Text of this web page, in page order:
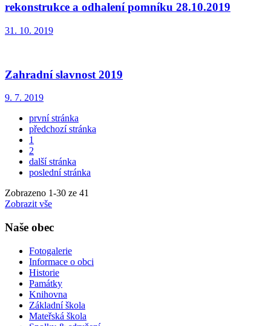
rekonstrukce a odhalení pomníku 28.10.2019
31. 10. 2019
Zahradní slavnost 2019
9. 7. 2019
první stránka
předchozí stránka
1
2
další stránka
poslední stránka
Zobrazeno 1-30 ze 41
Zobrazit vše
Naše obec
Fotogalerie
Informace o obci
Historie
Památky
Knihovna
Základní škola
Mateřská škola